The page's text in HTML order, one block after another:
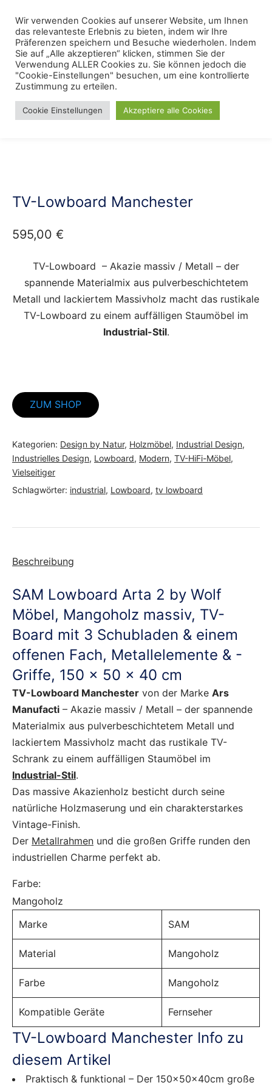
content
Menu
Start / Lieblings Möbelkollektionen / Industrielles Design
TV-Lowboard Manchester
595,00 €
TV-Lowboard – Akazie massiv / Metall – der
spannende Materialmix aus pulverbeschichtetem
Metall und lackiertem Massivholz macht das rustikale
TV-Lowboard zu einem auffälligen Staumöbel im
Industrial-Stil.
ZUM SHOP
Kategorien: Design by Natur, Holzmöbel, Industrial Design,
Industrielles Design, Lowboard, Modern, TV-HiFi-Möbel,
Vielseitiger
Schlagwörter: industrial, Lowboard, tv lowboard
Beschreibung
SAM Lowboard Arta 2 by Wolf
Möbel, Mangoholz massiv, TV-
Board mit 3 Schubladen & einem
offenen Fach, Metallelemente & -
Griffe, 150 x 50 x 40 cm
TV-Lowboard Manchester von der Marke Ars
Manufacti – Akazie massiv / Metall – der spannende
Materialmix aus pulverbeschichtetem Metall und
lackiertem Massivholz macht das rustikale TV-
Schrank zu einem auffälligen Staumöbel im
Industrial-Stil.
Das massive Akazienholz besticht durch seine
natürliche Holzmaserung und ein charakterstarkes
Vintage-Finish.
Der Metallrahmen und die großen Griffe runden den
industriellen Charme perfekt ab.
Farbe:
Mangoholz
Marke
SAM
Material Mangoholz
Farbe Mangoholz
Kompatible Geräte Fernseher
TV-Lowboard Manchester Info zu
diesem Artikel
Praktisch & funktional – Der 150x50x40cm große
Wir verwenden Cookies auf unserer Website, um Ihnen
das relevanteste Erlebnis zu bieten, indem wir Ihre
Präferenzen speichern und Besuche wiederholen. Indem
Sie auf „Alle akzeptieren“ klicken, stimmen Sie der
Verwendung ALLER Cookies zu. Sie können jedoch die
"Cookie-Einstellungen" besuchen, um eine kontrollierte
Zustimmung zu erteilen.
Cookie Einstellungen Akzeptiere alle Cookies